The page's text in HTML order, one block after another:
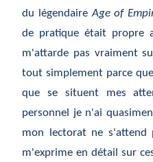
du légendaireAge of
de pratique était propre
m'attarde pas vraiment
tout simplement parce
que se situent mes
personnel je n'ai
mon lectorat ne s'attend
m'exprime en détail sur